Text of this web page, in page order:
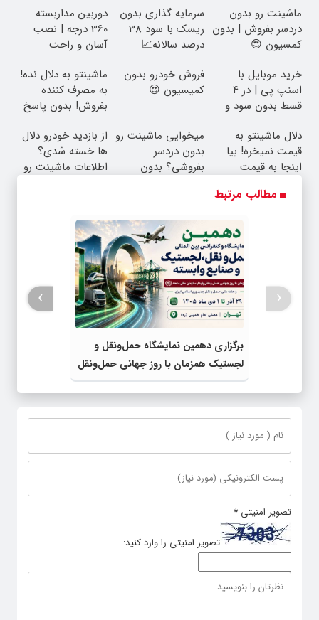
ماشینت رو بدون
دردسر بفروش | بدون
کمسیون 😍
سرمایه گذاری بدون
ریسک با سود 38
درصد سالانه📈
دوربین مداربسته
360 درجه | نصب
آسان و راحت
خرید موبایل با
اسنپ پی | در ۴
قسط بدون سود و
فروش خودرو بدون
کمیسیون 😍
ماشینتو به دلال نده!
به مصرف کننده
بفروش! بدون پاسخ
دلال ماشینتو به
قیمت نمیخره! بیا
اینجا به قیمت
واقعی*
میخوایی ماشینت رو
بدون دردسر
بفروشی؟ بدون
از بازدید خودرو دلال
ها خسته شدی؟
اطلاعات ماشینت رو
مطالب مرتبط
برگزاری دهمین نمایشگاه حمل‌ونقل و
لجستیک همزمان با روز جهانی حمل‌ونقل
پایدار سازمان ملل متحد
‹
›
تصویر امنیتی *
تصویر امنیتی را وارد کنید: